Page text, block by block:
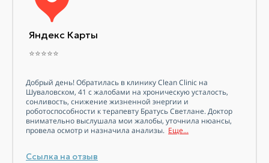
Яндекс Карты
⭐⭐⭐⭐⭐
Добрый день! Обратилась в клинику Clean Clinic на
Шуваловском, 41 с жалобами на хроническую усталость,
сонливость, снижение жизненной энергии и
роботоспособности к терапевту Братусь Светлане. Доктор
внимательно выслушала мои жалобы, уточнила нюансы,
провела осмотр и назначила анализы. Еще...
Ссылка на отзыв